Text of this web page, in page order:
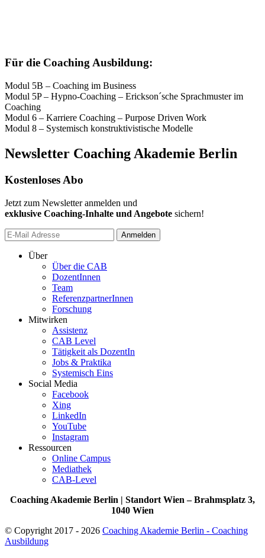
Für die Coaching Ausbildung:
Modul 5B – Coaching im Business
Modul 5P – Hypno-Coaching – Erickson´sche Sprachmuster im
Coaching
Modul 6 – Karriere Coaching – Purpose Driven Work
Modul 8 – Systemisch konstruktivistische Modelle
Newsletter Coaching Akademie Berlin
Kostenloses Abo
Jetzt zum Newsletter anmelden und
exklusive Coaching-Inhalte und Angebote sichern!
Anmelden
Über
Über die CAB
DozentInnen
Team
ReferenzpartnerInnen
Forschung
Mitwirken
Assistenz
CAB Level
Tätigkeit als DozentIn
Jobs & Praktika
Systemisch Eins
Social Media
Facebook
Xing
LinkedIn
YouTube
Instagram
Ressourcen
Online Campus
Mediathek
CAB-Level
Coaching Akademie Berlin | Standort Wien – Brahmsplatz 3,
1040 Wien
© Copyright 2017 - 2026 Coaching Akademie Berlin - Coaching
Ausbildung